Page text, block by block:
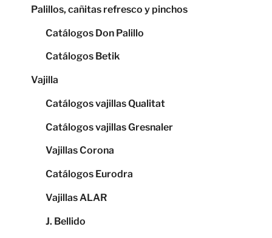
Palillos, cañitas refresco y pinchos
Catálogos Don Palillo
Catálogos Betik
Vajilla
Catálogos vajillas Qualitat
Catálogos vajillas Gresnaler
Vajillas Corona
Catálogos Eurodra
Vajillas ALAR
J. Bellido